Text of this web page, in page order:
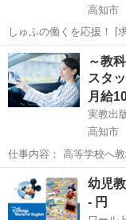
高知市
しゅふの働くを応援！ [求人概要]: ～教科書・教材を高校へご案内する
販売促進スタッフ～外
す。幅広い年代の女性
[職種名]: フィールドス...
高知 高知市 営
～教
スタ
月給
実教出
高知市
仕事内容： 高等学校へ
学校→自宅への直行直帰
度。 土日祝・学校の休
費・車使用料・年1回の成
高知市 営
幼児
- 円